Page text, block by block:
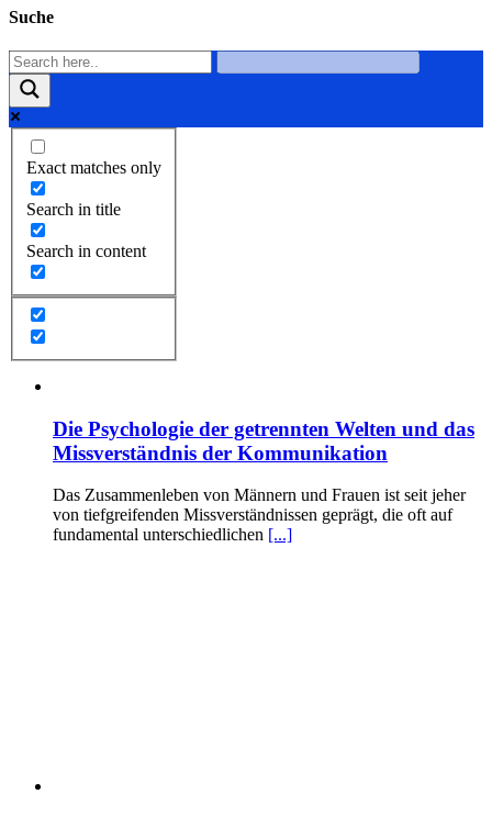
Suche
Exact matches only
Search in title
Search in content
Die Psychologie der getrennten Welten und das
Missverständnis der Kommunikation
Das Zusammenleben von Männern und Frauen ist seit jeher
von tiefgreifenden Missverständnissen geprägt, die oft auf
fundamental unterschiedlichen [...]